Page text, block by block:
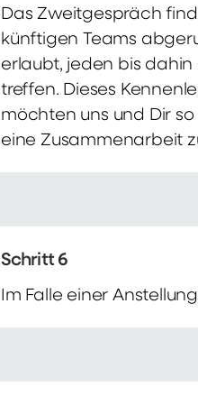
Das Zweitgespräch
künftigen Teams
erlaubt, jeden bis
treffen. Dieses
möchten uns und Dir
eine Zusammenarbeit
Schritt 6
Im Falle einer